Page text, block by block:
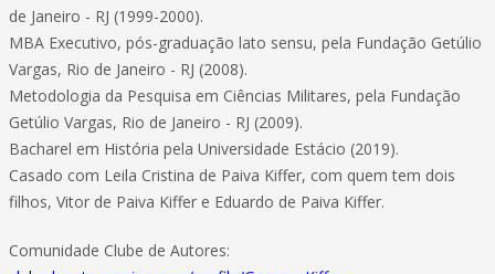
de Janeiro - RJ (1999-2000).
MBA Executivo, pós-graduação lato sensu, pela Fundação Getúlio
Vargas, Rio de Janeiro - RJ (2008).
Metodologia da Pesquisa em Ciências Militares, pela Fundação
Getúlio Vargas, Rio de Janeiro - RJ (2009).
Bacharel em História pela Universidade Estácio (2019).
Casado com Leila Cristina de Paiva Kiffer, com quem tem dois
filhos, Vitor de Paiva Kiffer e Eduardo de Paiva Kiffer.
Comunidade Clube de Autores: